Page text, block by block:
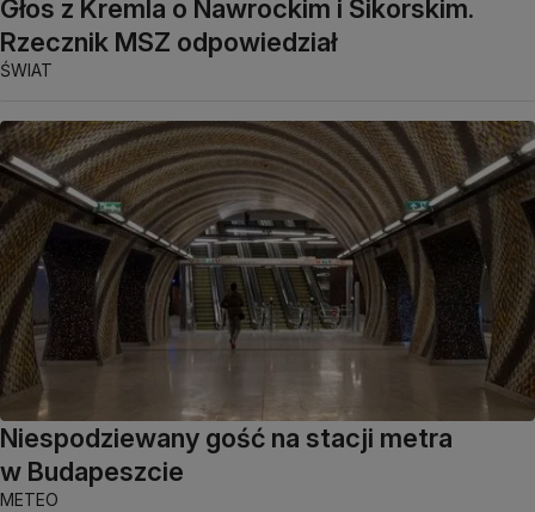
Głos z Kremla o Nawrockim i Sikorskim.
Rzecznik MSZ odpowiedział
ŚWIAT
Niespodziewany gość na stacji metra
w Budapeszcie
METEO